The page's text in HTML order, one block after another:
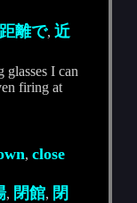
離で,近
I can
firing at
,close
, 閉館, 閉